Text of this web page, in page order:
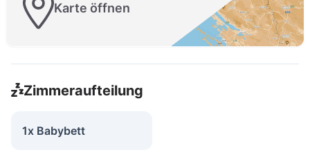
Karte öffnen
Zimmeraufteilung
1x Babybett